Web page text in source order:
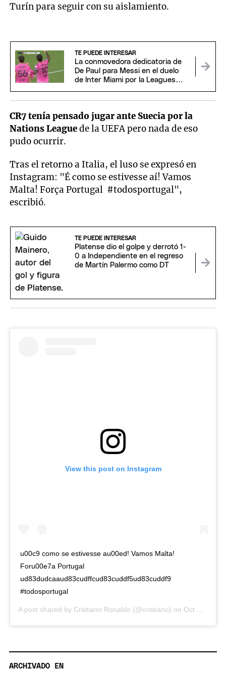
Turín para seguir con su aislamiento.
TE PUEDE INTERESAR
La conmovedora dedicatoria de
De Paul para Messi en el duelo
de Inter Miami por la Leagues
CR7 tenía pensado jugar ante Suecia por la
Nations Leaguede la UEFA pero nada de eso
pudo ocurrir.
Tras el retorno a Italia, el luso se expresó en
Instagram: "É como se estivesse aí! Vamos
Malta! Força Portugal #todosportugal",
escribió.
TE PUEDE INTERESAR
Platense dio el golpe y derrotó 1-
0 a Independiente en el regreso
de Martín Palermo como DT
View this post on Instagram
u00c9 como se estivesse au00ed! Vamos Malta!
Foru00e7a Portugal
ud83dudcaaud83cudffcud83cuddf5ud83cuddf9
#todosportugal
A post shared by Cristiano Ronaldo (@cristiano) on Oct 14, 2020 at 11:44am PDT
ARCHIVADO EN